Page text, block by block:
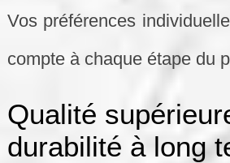
Vos préférences
compte à chaque étape du
Qualité
durabilité à long